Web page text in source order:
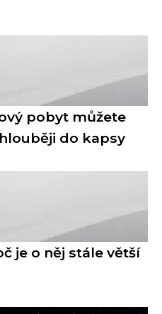
pobyt můžete
do kapsy
je o něj stále větší